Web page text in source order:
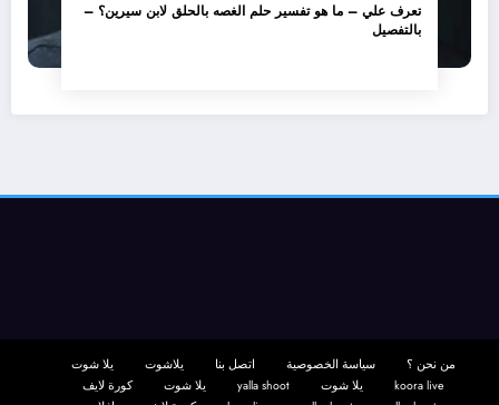
تعرف علي – ما هو تفسير حلم الغصه بالحلق لابن سيرين؟ –
بالتفصيل
من نحن ؟ سياسة الخصوصية اتصل بنا يلاشوت
يلا شوت
koora live
يلا شوت yalla shoot يلا شوت
كورة لايف